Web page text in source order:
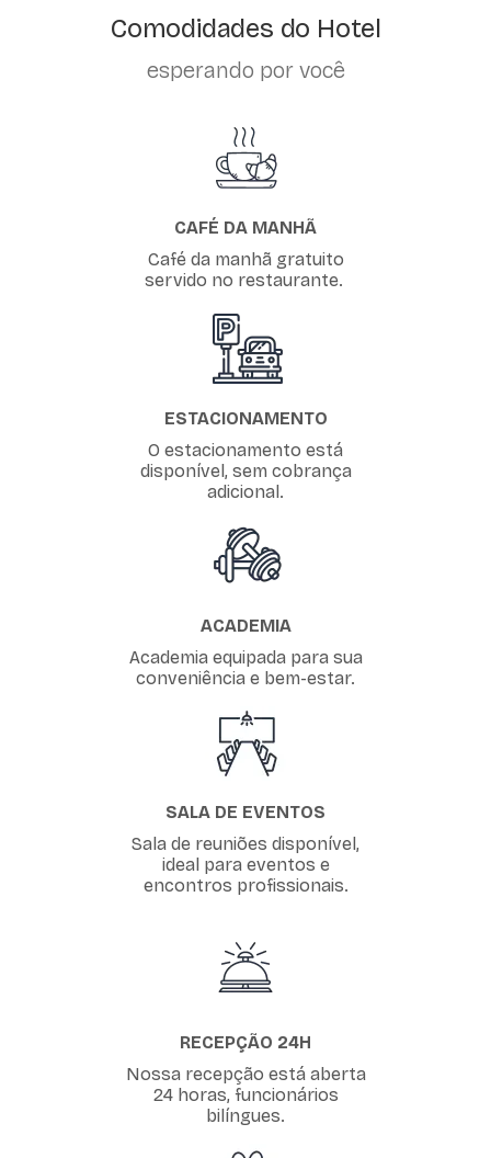
Comodidades do Hotel
esperando por você
CAFÉ DA MANHÃ
Café da manhã gratuito
servido no restaurante.
ESTACIONAMENTO
O estacionamento está
disponível, sem cobrança
adicional.
ACADEMIA
Academia equipada para sua
conveniência e bem-estar.
SALA DE EVENTOS
Sala de reuniões disponível,
ideal para eventos e
encontros profissionais.
RECEPÇÃO 24H
Nossa recepção está aberta
24 horas, funcionários
bilíngues.